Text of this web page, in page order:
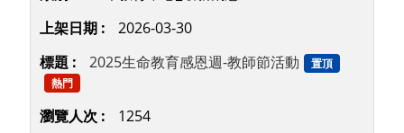
2026-03-30
2025生命教育感恩週-教師節活動
置頂
熱門
1254